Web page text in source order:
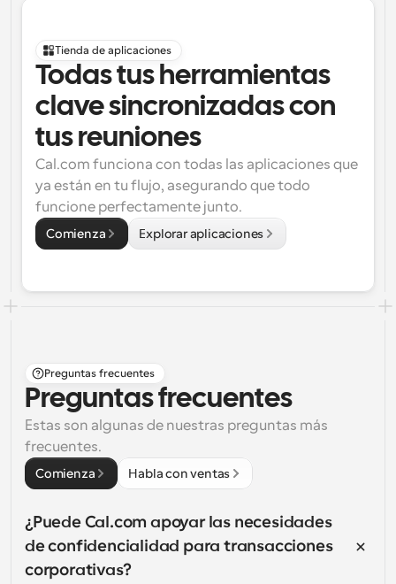
Tienda de aplicaciones
Todas tus herramientas
clave sincronizadas con
tus reuniones
Cal.com funciona con todas las aplicaciones que
ya están en tu flujo, asegurando que todo
funcione perfectamente junto.
Comienza Explorar aplicaciones
Preguntas frecuentes
Preguntas frecuentes
Estas son algunas de nuestras preguntas más
frecuentes.
Comienza Habla con ventas
¿Puede Cal.com apoyar las necesidades
de confidencialidad para transacciones
corporativas?